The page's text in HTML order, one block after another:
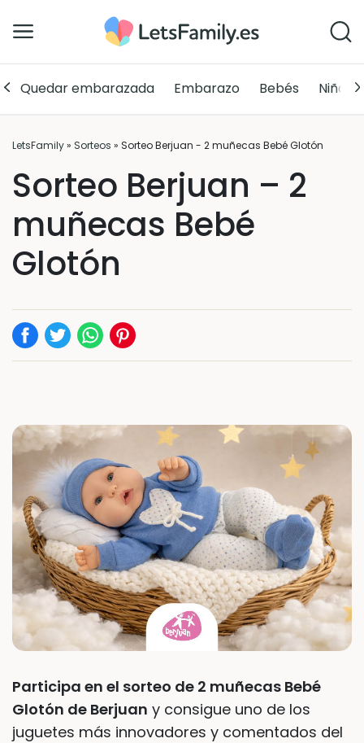
Quedar embarazada Embarazo Bebés Niños
LetsFamily» Sorteos » Sorteo Berjuan - 2 muñecas Bebé Glotón
Sorteo Berjuan – 2
muñecas Bebé
Glotón
Participa en el sorteo de 2 muñecas Bebé
Glotón de Berjuan y consigue uno de los
juguetes más innovadores y comentados del